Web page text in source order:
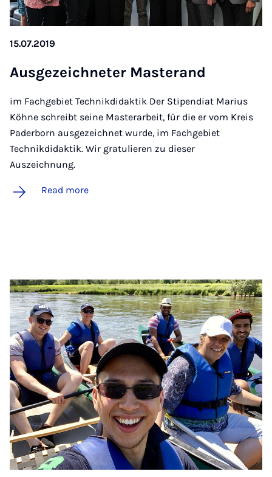
15.07.2019
Aus­gezeich­neter Mas­ter­and
im Fachgebiet Technikdidaktik Der Stipendiat Marius
Köhne schreibt seine Masterarbeit, für die er vom Kreis
Paderborn ausgezeichnet wurde, im Fachgebiet
Technikdidaktik. Wir gratulieren zu dieser
Auszeichnung.
Read more